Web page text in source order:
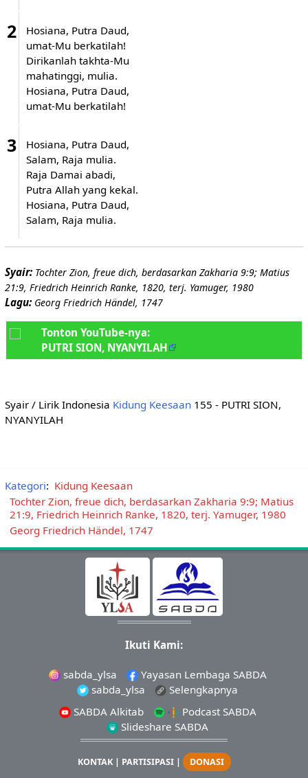
2
Hosiana, Putra Daud,
umat-Mu berkatilah!
Dirikanlah takhta-Mu
mahatinggi, mulia.
Hosiana, Putra Daud,
umat-Mu berkatilah!
3
Hosiana, Putra Daud,
Salam, Raja mulia.
Raja Damai abadi,
Putra Allah yang kekal.
Hosiana, Putra Daud,
Salam, Raja mulia.
Syair: Tochter Zion, freue dich, berdasarkan Zakharia 9:9; Matius
21:9, Friedrich Heinrich Ranke, 1820, terj. Yamuger, 1980
Lagu: Georg Friedrich Händel, 1747
Tonton YouTube-nya:
PUTRI SION, NYANYILAH
Syair / Lirik Indonesia Kidung Keesaan155 - PUTRI SION,
NYANYILAH
Kategori: Kidung Keesaan
Tochter Zion, freue dich, berdasarkan Zakharia 9:9; Matius
21:9, Friedrich Heinrich Ranke, 1820, terj. Yamuger, 1980
Georg Friedrich Händel, 1747
Ikuti Kami:
sabda_ylsa
Yayasan Lembaga SABDA
sabda_ylsa
Selengkapnya
SABDA Alkitab
Podcast SABDA
Slideshare SABDA
KONTAK| PARTISIPASI| DONASI